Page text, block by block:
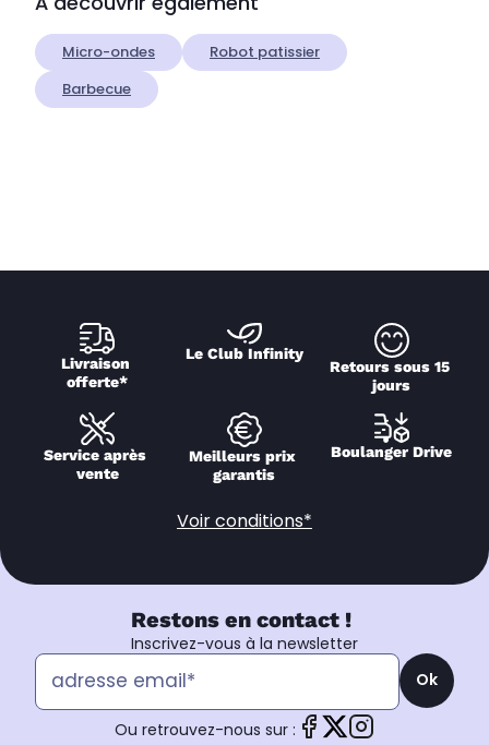
Micro-ondes
Robot patissier
Barbecue
Livraison
offerte*
Le Club Infinity
Retours sous 15
jours
Service après
vente
Meilleurs prix
garantis
Boulanger Drive
Voir conditions*
Restons en contact !
Inscrivez-vous à la newsletter
Ok
Ou retrouvez-nous sur :